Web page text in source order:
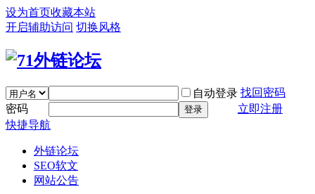
设为首页收藏本站
开启辅助访问 切换风格
自动登录 找回密码
密码
登录
立即注册
快捷导航
外链论坛
SEO软文
网站公告